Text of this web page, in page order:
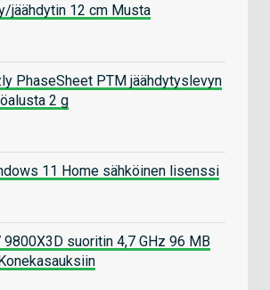
jäähdytin 12 cm Musta
PhaseSheet PTM jäähdytyslevyn
2 g
11 Home sähköinen lisenssi
9800X3D suoritin 4,7 GHz 96 MB